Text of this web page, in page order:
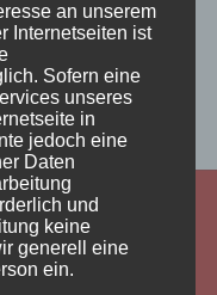
RICHTIGan unserem
Internetseiten ist
Sofern eine
unseres
in
jedoch eine
Daten
und
keine
generell eine
ein.